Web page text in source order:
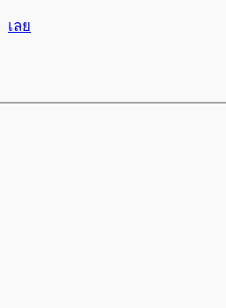
เลย